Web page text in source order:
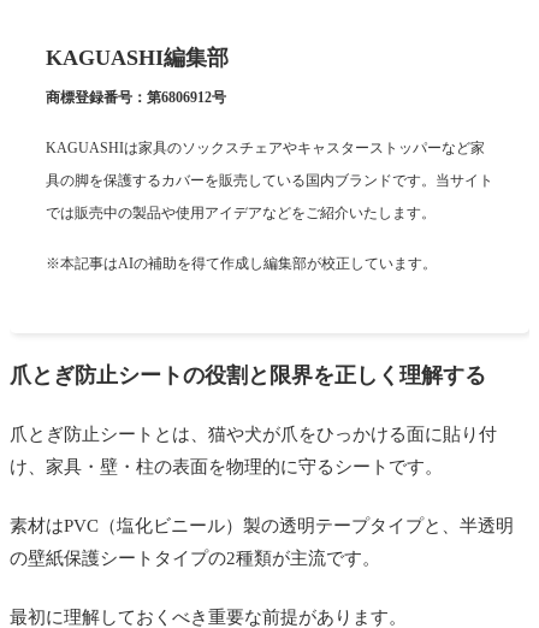
KAGUASHI編集部
商標登録番号：第6806912号
KAGUASHIは家具のソックスチェアやキャスターストッパーなど家
具の脚を保護するカバーを販売している国内ブランドです。当サイト
では販売中の製品や使用アイデアなどをご紹介いたします。
※本記事はAIの補助を得て作成し編集部が校正しています。
爪とぎ防止シートの役割と限界を正しく理解する
爪とぎ防止シートとは、猫や犬が爪をひっかける面に貼り付
け、家具・壁・柱の表面を物理的に守るシートです。
素材はPVC（塩化ビニール）製の透明テープタイプと、半透明
の壁紙保護シートタイプの2種類が主流です。
最初に理解しておくべき重要な前提があります。